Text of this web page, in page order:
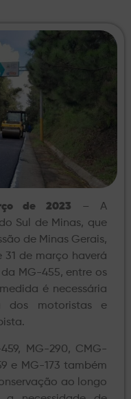
de 2023 – A
Sul de Minas, que
de Minas Gerais,
31 de março haverá
MG-455, entre os
é necessária
dos motoristas e
MG-290, CMG-
e MG-173 também
ao longo